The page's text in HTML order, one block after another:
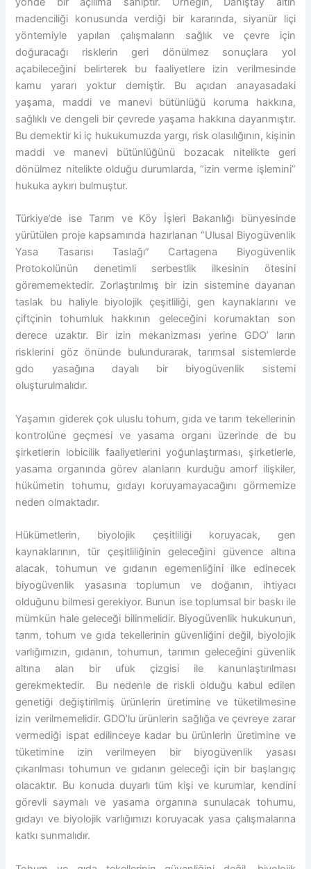
madenciliği konusunda verdiği bir kararında, siyanür liçi
yöntemiyle yapılan çalışmaların sağlık ve çevre için
doğuracağı risklerin geri dönülmez sonuçlara yol
açabileceğini belirterek bu faaliyetlere izin verilmesinde
kamu yararı yoktur demiştir. Bu açıdan anayasadaki
yaşama, maddi ve manevi bütünlüğü koruma hakkına,
sağlıklı ve dengeli bir çevrede yaşama hakkına dayanmıştır.
Bu demektir ki iç hukukumuzda yargı, risk olasılığının, kişinin
maddi ve manevi bütünlüğünü bozacak nitelikte geri
dönülmez nitelikte olduğu durumlarda, “izin verme işlemini”
hukuka aykırı bulmuştur.
Türkiye’de ise Tarım ve Köy İşleri Bakanlığı bünyesinde
yürütülen proje kapsamında hazırlanan “Ulusal Biyogüvenlik
Yasa Tasarısı Taslağı” Cartagena Biyogüvenlik
Protokolünün denetimli serbestlik ilkesinin ötesini
görememektedir. Zorlaştırılmış bir izin sistemine dayanan
taslak bu haliyle biyolojik çeşitliliği, gen kaynaklarını ve
çiftçinin tohumluk hakkının geleceğini korumaktan son
derece uzaktır. Bir izin mekanizması yerine GDO’ ların
risklerini göz önünde bulundurarak, tarımsal sistemlerde
gdo yasağına dayalı bir biyogüvenlik sistemi
oluşturulmalıdır.
Yaşamın giderek çok uluslu tohum, gıda ve tarım tekellerinin
kontrolüne geçmesi ve yasama organı üzerinde de bu
şirketlerin lobicilik faaliyetlerini yoğunlaştırması, şirketlerle,
yasama organında görev alanların kurduğu amorf ilişkiler,
hükümetin tohumu, gıdayı koruyamayacağını görmemize
neden olmaktadır.
Hükümetlerin, biyolojik çeşitliliği koruyacak, gen
kaynaklarının, tür çeşitliliğinin geleceğini güvence altına
alacak, tohumun ve gıdanın egemenliğini ilke edinecek
biyogüvenlik yasasına toplumun ve doğanın, ihtiyacı
olduğunu bilmesi gerekiyor. Bunun ise toplumsal bir baskı ile
mümkün hale geleceği bilinmelidir. Biyogüvenlik hukukunun,
tarım, tohum ve gıda tekellerinin güvenliğini değil, biyolojik
varlığımızın, gıdanın, tohumun, tarımın geleceğini güvenlik
altına alan bir ufuk çizgisi ile kanunlaştırılması
gerekmektedir. Bu nedenle de riskli olduğu kabul edilen
genetiği değiştirilmiş ürünlerin üretimine ve tüketilmesine
izin verilmemelidir. GDO’lu ürünlerin sağlığa ve çevreye zarar
vermediği ispat edilinceye kadar bu ürünlerin üretimine ve
tüketimine izin verilmeyen bir biyogüvenlik yasası
çıkarılması tohumun ve gıdanın geleceği için bir başlangıç
olacaktır. Bu konuda duyarlı tüm kişi ve kurumlar, kendini
görevli saymalı ve yasama organına sunulacak tohumu,
gıdayı ve biyolojik varlığımızı koruyacak yasa çalışmalarına
katkı sunmalıdır.